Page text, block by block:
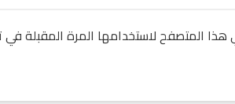
المتصفح لاستخدامها المرة المقبلة